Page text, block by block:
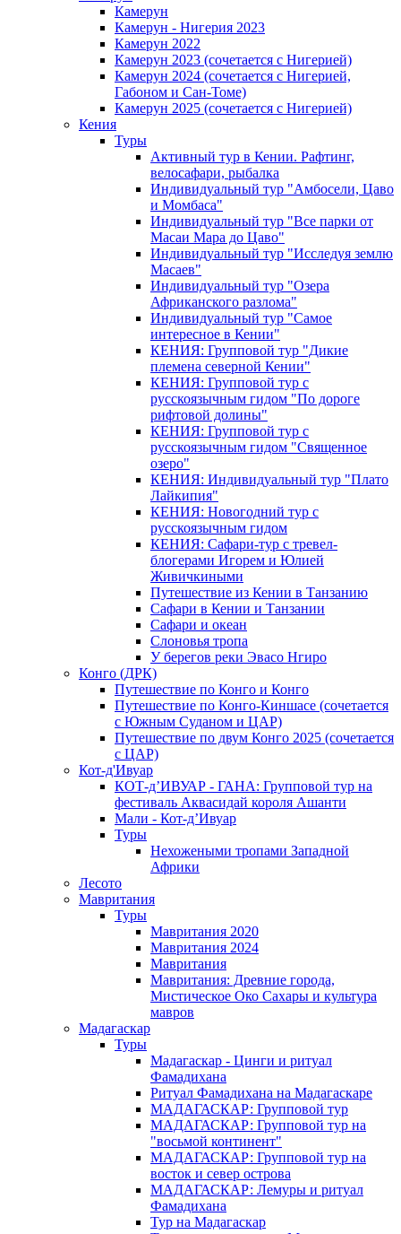
Камерун
Камерун - Нигерия 2023
Камерун 2022
Камерун 2023 (сочетается с Нигерией)
Камерун 2024 (сочетается с Нигерией,
Габоном и Сан-Томе)
Камерун 2025 (сочетается с Нигерией)
Кения
Туры
Активный тур в Кении. Рафтинг,
велосафари, рыбалка
Индивидуальный тур "Амбосели, Цаво
и Момбаса"
Индивидуальный тур "Все парки от
Масаи Мара до Цаво"
Индивидуальный тур "Исследуя землю
Масаев"
Индивидуальный тур "Озера
Африканского разлома"
Индивидуальный тур "Самое
интересное в Кении"
КЕНИЯ: Групповой тур "Дикие
племена северной Кении"
КЕНИЯ: Групповой тур с
русскоязычным гидом "По дороге
рифтовой долины"
КЕНИЯ: Групповой тур с
русскоязычным гидом "Священное
озеро"
КЕНИЯ: Индивидуальный тур "Плато
Лайкипия"
КЕНИЯ: Новогодний тур с
русскоязычным гидом
КЕНИЯ: Сафари-тур с тревел-
блогерами Игорем и Юлией
Живичкиными
Путешествие из Кении в Танзанию
Сафари в Кении и Танзании
Сафари и океан
Слоновья тропа
У берегов реки Эвасо Нгиро
Конго (ДРК)
Путешествие по Конго и Конго
Путешествие по Конго-Киншасе (сочетается
с Южным Суданом и ЦАР)
Путешествие по двум Конго 2025 (сочетается
с ЦАР)
Кот-д'Ивуар
КОТ-д’ИВУАР - ГАНА: Групповой тур на
фестиваль Аквасидай короля Ашанти
Мали - Кот-д’Ивуар
Туры
Нехожеными тропами Западной
Африки
Лесото
Мавритания
Туры
Мавритания 2020
Мавритания 2024
Мавритания
Мавритания: Древние города,
Мистическое Око Сахары и культура
мавров
Мадагаскар
Туры
Мадагаскар - Цинги и ритуал
Фамадихана
Ритуал Фамадихана на Мадагаскаре
МАДАГАСКАР: Групповой тур
МАДАГАСКАР: Групповой тур на
"восьмой континент"
МАДАГАСКАР: Групповой тур на
восток и север острова
МАДАГАСКАР: Лемуры и ритуал
Фамадихана
Тур на Мадагаскар